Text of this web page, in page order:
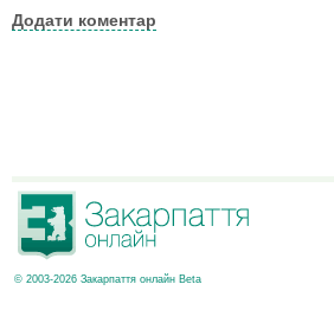
Додати коментар
© 2003-2026 Закарпаття онлайн Beta